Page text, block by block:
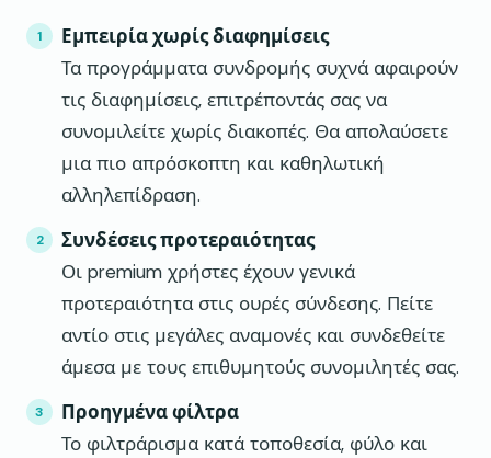
Εμπειρία χωρίς διαφημίσεις
Τα προγράμματα συνδρομής συχνά αφαιρούν
τις διαφημίσεις, επιτρέποντάς σας να
συνομιλείτε χωρίς διακοπές. Θα απολαύσετε
μια πιο απρόσκοπτη και καθηλωτική
αλληλεπίδραση.
Συνδέσεις προτεραιότητας
Οι premium χρήστες έχουν γενικά
προτεραιότητα στις ουρές σύνδεσης. Πείτε
αντίο στις μεγάλες αναμονές και συνδεθείτε
άμεσα με τους επιθυμητούς συνομιλητές σας.
Προηγμένα φίλτρα
Το φιλτράρισμα κατά τοποθεσία, φύλο και